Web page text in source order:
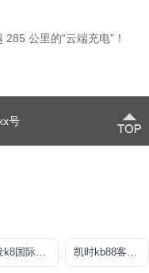
公里的“云端充电”！
号
凯发k8国际旗舰厅 凯时kb88客户端